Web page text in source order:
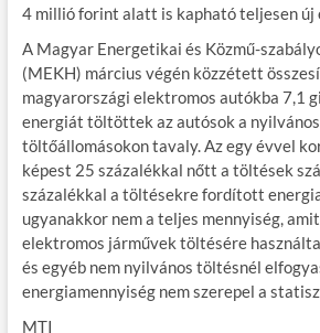
4 millió forint alatt is kapható teljesen új
A Magyar Energetikai és Közmű-
(MEKH) március végén közzétett
magyarországi elektromos autókba 7,1
energiát töltöttek az autósok a
töltőállomásokon tavaly. Az egy évvel
képest 25 százalékkal nőtt a töltések
százalékkal a töltésekre fordított
ugyanakkor nem a teljes mennyiség,
elektromos járművek töltésére
és egyéb nem nyilvános töltésnél
energiamennyiség nem szerepel a
MTI